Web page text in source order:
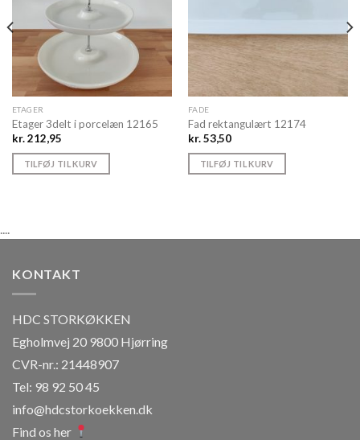
ETAGER
Etager 3delt i porcelæn 12165
kr.212,95
TILFØJ TIL KURV
FADE
Fad rektangulært 12174
kr.53,50
TILFØJ TIL KURV
....
KONTAKT
HDC STORKØKKEN
Egholmvej 20 9800 Hjørring
CVR-nr.: 21448907
Tel: 98 92 50 45
info@hdcstorkoekken.dk
Find os her